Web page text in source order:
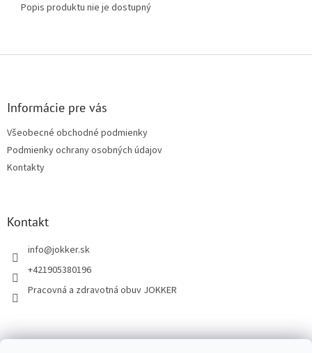
Popis produktu nie je dostupný
Informácie pre vás
Všeobecné obchodné podmienky
Podmienky ochrany osobných údajov
Kontakty
Kontakt
info@jokker.sk
+421905380196
Pracovná a zdravotná obuv JOKKER
Facebook